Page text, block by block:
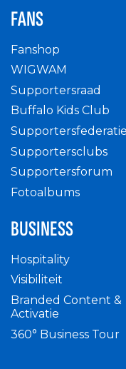
FANS
Fanshop
WIGWAM
Supportersraad
Buffalo Kids Club
Supportersfederatie
Supportersclubs
Supportersforum
Fotoalbums
BUSINESS
Hospitality
Visibiliteit
Branded Content &
Activatie
360° Business Tour